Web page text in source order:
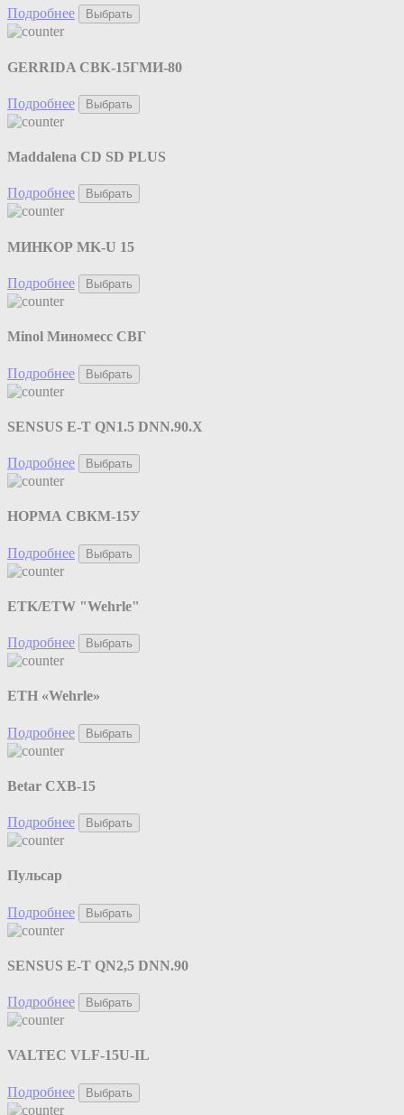
Подробнее Выбрать
GERRIDA СВК-15ГМИ-80
Подробнее Выбрать
Maddalena CD SD PLUS
Подробнее Выбрать
МИНКОР MK-U 15
Подробнее Выбрать
Minol Миномесс СВГ
Подробнее Выбрать
SENSUS E-T QN1.5 DNN.90.X
Подробнее Выбрать
НОРМА СВКМ-15У
Подробнее Выбрать
ETK/ETW "Wehrle"
Подробнее Выбрать
ETH «Wehrle»
Подробнее Выбрать
Betar СХВ-15
Подробнее Выбрать
Пульсар
Подробнее Выбрать
SENSUS E-T QN2,5 DNN.90
Подробнее Выбрать
VALTEC VLF-15U-IL
Подробнее Выбрать